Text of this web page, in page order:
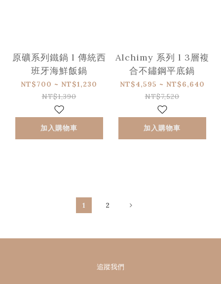
原礦系列鐵鍋 l 傳統西
班牙海鮮飯鍋
NT$700 ~ NT$1,230
NT$1,390
加入購物車
Alchimy 系列 l 3層複
合不鏽鋼平底鍋
NT$4,595 ~ NT$6,640
NT$7,520
加入購物車
1 2
追蹤我們